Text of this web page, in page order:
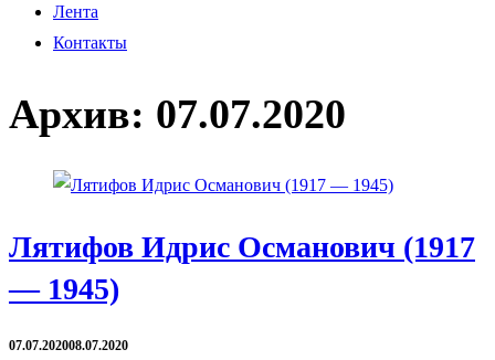
Лента
Контакты
Архив: 07.07.2020
Лятифов Идрис Османович (1917
— 1945)
07.07.202008.07.2020